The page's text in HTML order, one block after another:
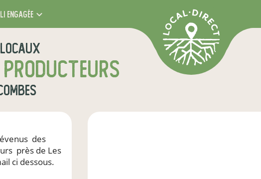
engagée
des
près de Les
ci dessous.